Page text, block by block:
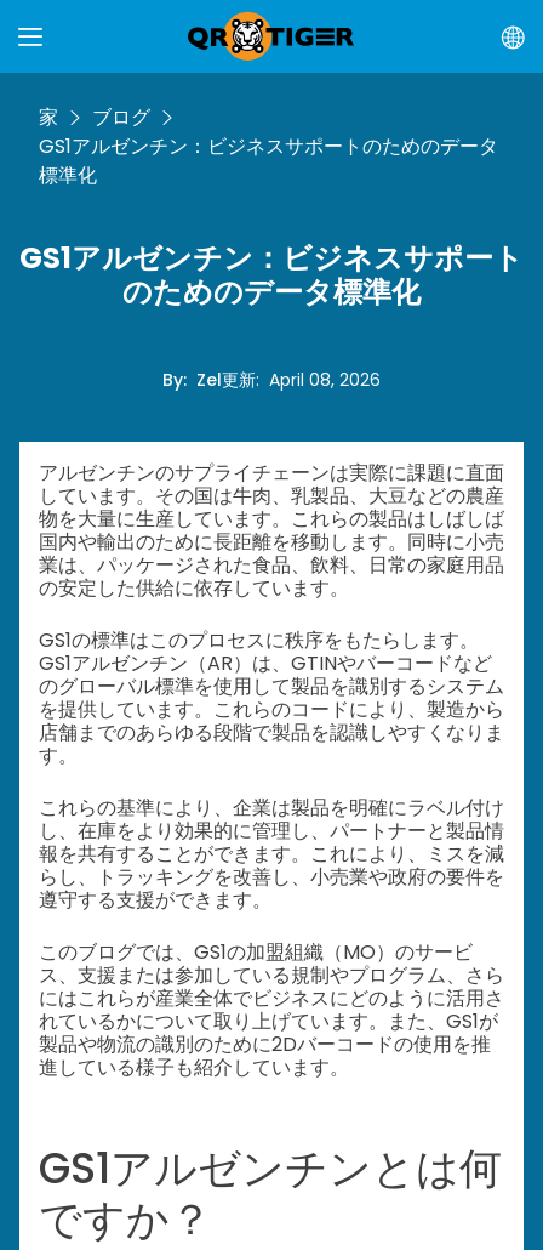
家
ブログ
GS1アルゼンチン：ビジネスサポートのためのデータ
標準化
GS1アルゼンチン：ビジネスサポート
のためのデータ標準化
By: Zel更新: April 08, 2026
アルゼンチンのサプライチェーンは実際に課題に直面
しています。その国は牛肉、乳製品、大豆などの農産
物を大量に生産しています。これらの製品はしばしば
国内や輸出のために長距離を移動します。同時に小売
業は、パッケージされた食品、飲料、日常の家庭用品
の安定した供給に依存しています。
GS1の標準はこのプロセスに秩序をもたらします。
GS1アルゼンチン（AR）は、GTINやバーコードなど
のグローバル標準を使用して製品を識別するシステム
を提供しています。これらのコードにより、製造から
店舗までのあらゆる段階で製品を認識しやすくなりま
す。
これらの基準により、企業は製品を明確にラベル付け
し、在庫をより効果的に管理し、パートナーと製品情
報を共有することができます。これにより、ミスを減
らし、トラッキングを改善し、小売業や政府の要件を
遵守する支援ができます。
このブログでは、GS1の加盟組織（MO）のサービ
ス、支援または参加している規制やプログラム、さら
にはこれらが産業全体でビジネスにどのように活用さ
れているかについて取り上げています。また、GS1が
製品や物流の識別のために2Dバーコードの使用を推
進している様子も紹介しています。
GS1アルゼンチンとは何
ですか？